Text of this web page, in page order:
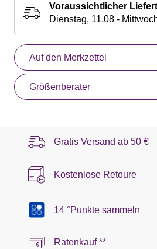
Voraussichtlicher
Dienstag, 11.08 -
Auf den Merkzettel
Größenberater
Gratis Versand ab 50 €
Kostenlose Retoure
14 °Punkte sammeln
Ratenkauf **